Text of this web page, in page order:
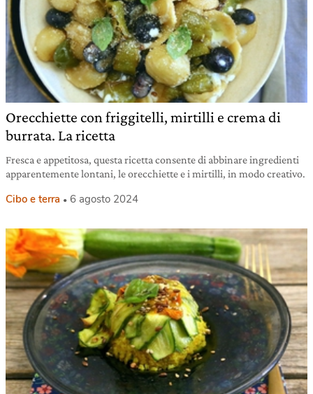
Orecchiette con friggitelli, mirtilli e crema di
burrata. La ricetta
Fresca e appetitosa, questa ricetta consente di abbinare ingredienti
apparentemente lontani, le orecchiette e i mirtilli, in modo creativo.
Cibo e terra 6 agosto 2024